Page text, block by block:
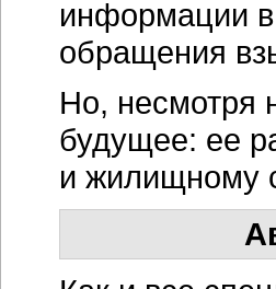
информации в
обращения
Но, несмотря
будущее: ее
и жилищному